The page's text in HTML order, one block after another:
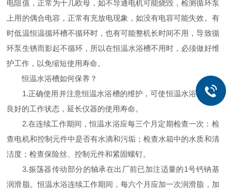
电阻值，正常为十几欧母，如不导通电机可能烧毁，检测循环泵
上用的偶合电容，正常有充放电现象，如没有电容可能失效。有
时低温恒温循环槽不循环时，也有可能整机长时间不用，导致循
环泵生锈而影起不循环，所以在恒温水浴槽不用时，必须做好维
护工作，以免缩短使用寿命。
恒温水浴槽如何保养？
1.正确使用并注意恒温水浴槽的维护，可使恒温水浴槽处于
良好的工作状态，延长仪器的使用寿命。
2.在连续工作期间，恒温水浴应每三个月定期检查一次：检
查电机和控制元件中是否有水滴和污垢；检查水箱中的水质和清
洁度；检查保险丝、控制元件和紧固螺钉。
3.振荡器传动部分的轴承在出厂前已加注适量的1号钙钠基
润滑脂。恒温水浴连续工作期间，每六个月应加一次润滑脂，加